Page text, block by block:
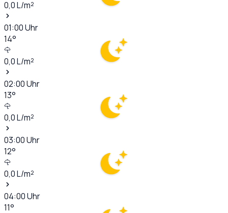
0,0L/m²
01:00Uhr
14°
0,0L/m²
02:00Uhr
13°
0,0L/m²
03:00Uhr
12°
0,0L/m²
04:00Uhr
11°